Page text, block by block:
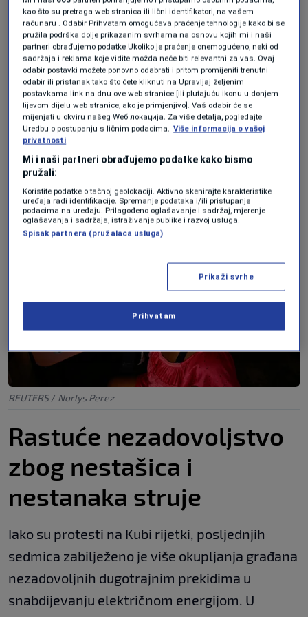
nestancima električne energije, nestašicama
lijekova i rastućim troškovima života,
poljoprivrednici pronalaze alternativne načine
proizvodnje hrane, uključujući korištenje
volova umjesto traktora. Električni tricikli
zamjenjuju vozila na gorivo, a solarni paneli i
prenosne baterije postaju sve češći izvor
energije za domaćinstva i male biznise.
REUTERS / Norlys Perez
Rastuće nezadovoljstvo
zbog nestašica i
nestanaka struje
Iako su protesti na Kubi rijetki, posljednjih
sedmica zabilježeno je više okupljanja građana
nezadovoljnih dugotrajnim prekidima u
snabdijevanju električnom energijom. U
kao što su pretraga web stranica ili lični identifikatori, na vašem
računaru . Odabir Prihvatam omogućava praćenje tehnologije kako bi se
pružila podrška dolje prikazanim svrhama na osnovu kojih mi i naši
partneri obrađujemo podatke Ukoliko je praćenje onemogućeno, neki od
sadržaja i reklama koje vidite možda neće biti relevantni za vas. Ovaj
odabir postavki možete ponovno odabrati i pritom promijeniti trenutni
odabir ili pristanak tako što ćete kliknuti na Upravljaj željenim
postavkama link na dnu ove web stranice [ili plutajuću ikonu u donjem
lijevom dijelu web stranice, ako je primjenjivo]. Vaš odabir će se
mijenjati u okviru našeg Wеб локација. Za više detalja, pogledajte
Uredbu o postupanju s ličnim podacima. Više informacija o vašoj
privatnosti
Mi i naši partneri obrađujemo podatke kako bismo
pružali:
Koristite podatke o tačnoj geolokaciji. Aktivno skenirajte karakteristike
uređaja radi identifikacije. Spremanje podataka i/ili pristupanje
podacima na uređaju. Prilagođeno oglašavanje i sadržaj, mjerenje
oglašavanja i sadržaja, istraživanje publike i razvoj usluga.
Spisak partnera (pružalaca usluga)
Prikaži svrhe
Prihvatam